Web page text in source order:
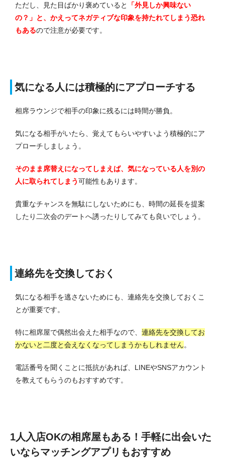
ただし、見た目ばかり褒めていると
「外見しか興味ない
の？」と、かえってネガティブな印象を持たれてしまう恐れ
もあるので注意が必要です。
気になる人には積極的にアプローチする
相席ラウンジで相手の印象に残るには時間が勝負。
気になる相手がいたら、覚えてもらいやすいよう積極的にア
プローチしましょう。
そのまま席替えになってしまえば、気になっている人を別の
人に取られてしまう可能性もあります。
貴重なチャンスを無駄にしないためにも、時間の延長を提案
したり二次会のデートへ誘ったりしてみても良いでしょう。
連絡先を交換しておく
気になる相手を逃さないためにも、連絡先を交換しておくこ
とが重要です。
特に相席屋で偶然出会えた相手なので、 連絡先を交換してお
かないと二度と会えなくなってしまうかもしれません。
電話番号を聞くことに抵抗があれば、LINEやSNSアカウント
を教えてもらうのもおすすめです。
1人入店OKの相席屋もある！手軽に出会いた
いならマッチングアプリもおすすめ